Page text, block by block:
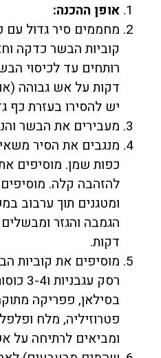
אופן ההכנה:
מחממים סיר גדול עם
קוביות הבשר כדקה
דקות על אש גבוהה
יש להסירו בעזרת כף
מעבירים את הבשר
כפות שמן. מוסיפים
להזהבה קלה.
דקות.
מוסיפים את קוביות
רסק
בסילאן, פפריקה
פטרוזיליה, מלח
ומביאים לרתיחה על